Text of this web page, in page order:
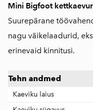
Mini Bigfoot
Suurepärane
nagu väikelaadurid,
erinevaid kinnitusi.
Tehn andmed
Kaeviku laius